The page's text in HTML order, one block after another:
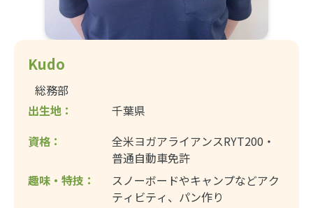
Kudo
総務部
出生地：
千葉県
資格：
全米ヨガアライアンスRYT200・
普通自動車免許
趣味・特技：
スノーボードやキャンプなどアク
ティビティ、パン作り